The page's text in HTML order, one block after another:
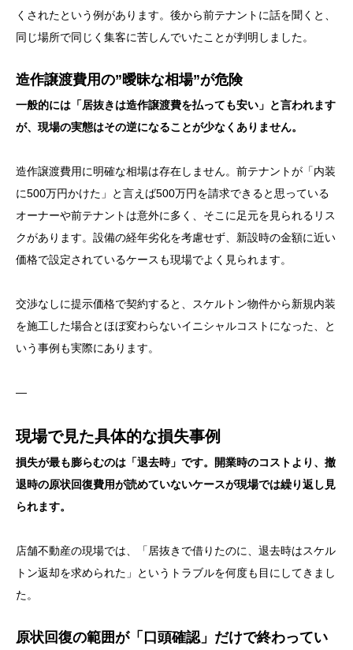
くされたという例があります。後から前テナントに話を聞くと、
同じ場所で同じく集客に苦しんでいたことが判明しました。
造作譲渡費用の”曖昧な相場”が危険
一般的には「居抜きは造作譲渡費を払っても安い」と言われます
が、現場の実態はその逆になることが少なくありません。
造作譲渡費用に明確な相場は存在しません。前テナントが「内装
に500万円かけた」と言えば500万円を請求できると思っている
オーナーや前テナントは意外に多く、そこに足元を見られるリス
クがあります。設備の経年劣化を考慮せず、新設時の金額に近い
価格で設定されているケースも現場でよく見られます。
交渉なしに提示価格で契約すると、スケルトン物件から新規内装
を施工した場合とほぼ変わらないイニシャルコストになった、と
いう事例も実際にあります。
—
現場で見た具体的な損失事例
損失が最も膨らむのは「退去時」です。開業時のコストより、撤
退時の原状回復費用が読めていないケースが現場では繰り返し見
られます。
店舗不動産の現場では、「居抜きで借りたのに、退去時はスケル
トン返却を求められた」というトラブルを何度も目にしてきまし
た。
原状回復の範囲が「口頭確認」だけで終わってい